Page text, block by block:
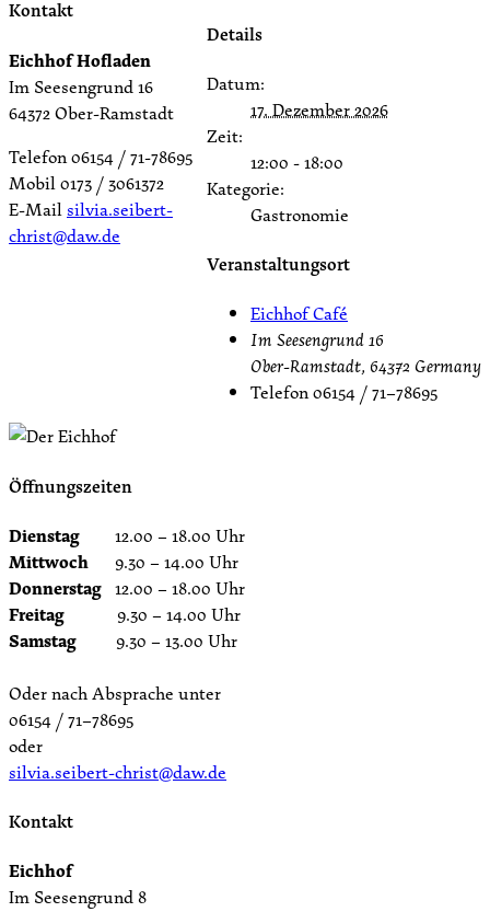
Details
Datum:
17. Dezember 2026
Zeit:
12:00 - 18:00
Kategorie:
Gastronomie
Veranstaltungsort
Eichhof Café
Im Seesengrund 16
Ober-Ramstadt, 64372 Germany
Telefon06154 / 71–78695
Kontakt
Eichhof Hofladen
Im Seesengrund 16
64372 Ober-Ramstadt
Telefon 06154 / 71-78695
Mobil 0173 / 3061372
E-Mailsilvia.seibert-
christ@daw.de
Öffnungszeiten
Dienstag 12.00 – 18.00 Uhr
Mittwoch 9.30 – 14.00 Uhr
Donnerstag 12.00 – 18.00 Uhr
Freitag 9.30 – 14.00 Uhr
Samstag 9.30 – 13.00 Uhr
Oder nach Absprache unter
06154 / 71–78695
oder
silvia.seibert-christ@daw.de
Kontakt
Eichhof
Im Seesengrund 8